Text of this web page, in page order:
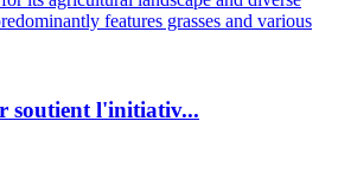
soutient l'initiativ...